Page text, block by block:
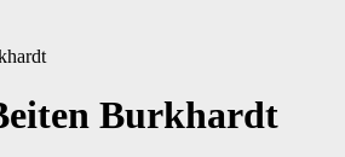
Burkhardt